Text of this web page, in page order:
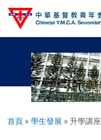
導
首頁 學生發展 升學講座